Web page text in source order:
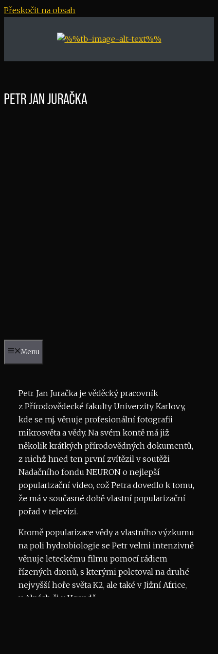
Přeskočit na obsah
PETR JAN JURAČKA
Menu
Petr Jan Juračka je věděcký pracovník
z Přírodovědecké fakulty Univerzity Karlovy,
kde se mj. věnuje profesionální fotografii
mikrosvěta a vědy. Na svém kontě má již
několik krátkých přírodovědných dokumentů,
z nichž hned ten první zvítězil v soutěži
Nadačního fondu NEURON o nejlepší
popularizační video, což Petra dovedlo k tomu,
že má v současné době vlastní popularizační
pořad v televizi.
Kromě popularizace vědy a vlastního výzkumu
na poli hydrobiologie se Petr velmi intenzivně
věnuje leteckému filmu pomocí rádiem
řízených dronů, s kterými poletoval na druhé
nejvyšší hoře světa K2, ale také v Jižní Africe,
v Alpách či v Ugandě.